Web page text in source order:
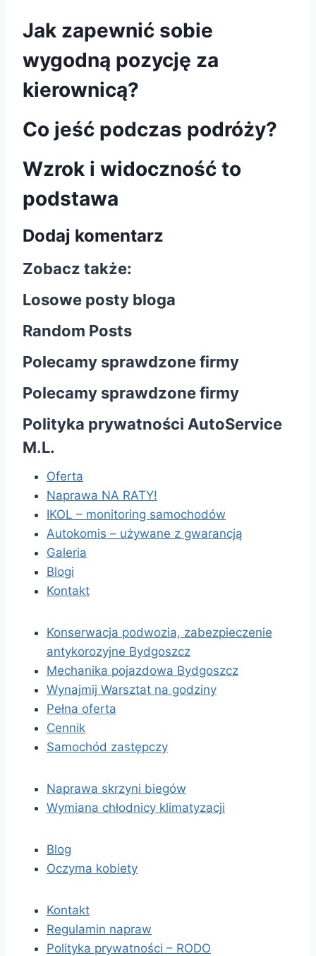
Jak zapewnić sobie
wygodną pozycję za
kierownicą?
Co jeść podczas podróży?
Wzrok i widoczność to
podstawa
Dodaj komentarz
Zobacz także:
Losowe posty bloga
Random Posts
Polecamy sprawdzone firmy
Polecamy sprawdzone firmy
Polityka prywatności AutoService
M.L.
Oferta
Naprawa NA RATY!
IKOL – monitoring samochodów
Autokomis – używane z gwarancją
Galeria
Blogi
Kontakt
Konserwacja podwozia, zabezpieczenie
antykorozyjne Bydgoszcz
Mechanika pojazdowa Bydgoszcz
Wynajmij Warsztat na godziny
Pełna oferta
Cennik
Samochód zastępczy
Naprawa skrzyni biegów
Wymiana chłodnicy klimatyzacji
Blog
Oczyma kobiety
Kontakt
Regulamin napraw
Polityka prywatności – RODO